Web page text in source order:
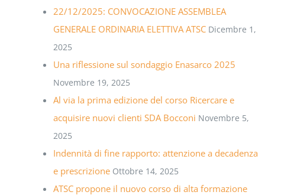
22/12/2025: CONVOCAZIONE ASSEMBLEA
GENERALE ORDINARIA ELETTIVA ATSC Dicembre 1,
2025
Una riflessione sul sondaggio Enasarco 2025
Novembre 19, 2025
Al via la prima edizione del corso Ricercare e
acquisire nuovi clienti SDA Bocconi Novembre 5,
2025
Indennità di fine rapporto: attenzione a decadenza
e prescrizione Ottobre 14, 2025
ATSC propone il nuovo corso di alta formazione